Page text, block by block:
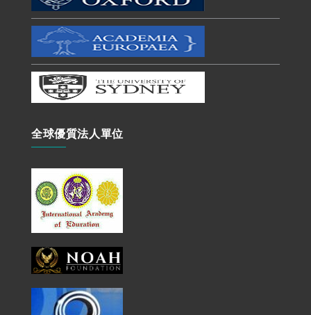
全球優質法人單位